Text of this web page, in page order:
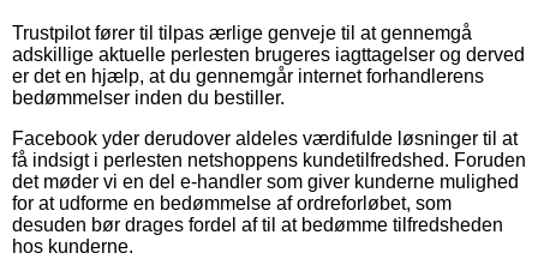
Trustpilot fører til tilpas ærlige genveje til at gennemgå
adskillige aktuelle perlesten brugeres iagttagelser og derved
er det en hjælp, at du gennemgår internet forhandlerens
bedømmelser inden du bestiller.
Facebook yder derudover aldeles værdifulde løsninger til at
få indsigt i perlesten netshoppens kundetilfredshed. Foruden
det møder vi en del e-handler som giver kunderne mulighed
for at udforme en bedømmelse af ordreforløbet, som
desuden bør drages fordel af til at bedømme tilfredsheden
hos kunderne.